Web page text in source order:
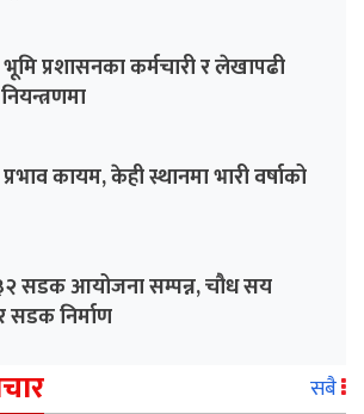
प्रशासनका कर्मचारी र लेखापढी
कायम, केही स्थानमा भारी वर्षाको
३२ सडक आयोजना सम्पन्न, चौध सय
सडक निर्माण
सबै